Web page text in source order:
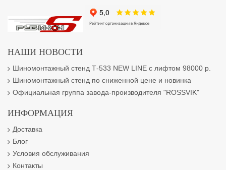
НАШИ НОВОСТИ
Шиномонтажный стенд Т-533 NEW LINE с лифтом 98000 р.
Шиномонтажный стенд по сниженной цене и новинка
Официальная группа завода-производителя "ROSSVIK"
ИНФОРМАЦИЯ
Доставка
Блог
Условия обслуживания
Контакты